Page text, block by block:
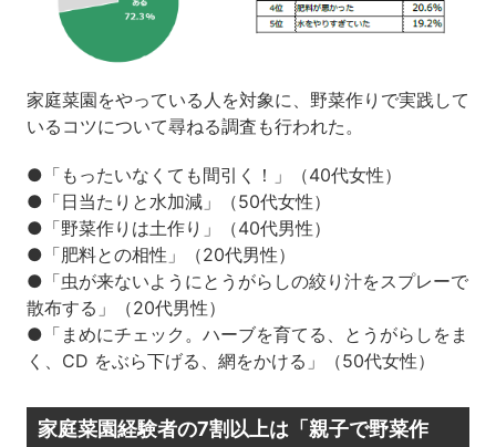
家庭菜園をやっている人を対象に、野菜作りで実践して
いるコツについて尋ねる調査も行われた。
●「もったいなくても間引く！」（40代女性）
●「日当たりと水加減」（50代女性）
●「野菜作りは土作り」（40代男性）
●「肥料との相性」（20代男性）
●「虫が来ないようにとうがらしの絞り汁をスプレーで
散布する」（20代男性）
●「まめにチェック。ハーブを育てる、とうがらしをま
く、CD をぶら下げる、網をかける」（50代女性）
家庭菜園経験者の7割以上は「親子で野菜作